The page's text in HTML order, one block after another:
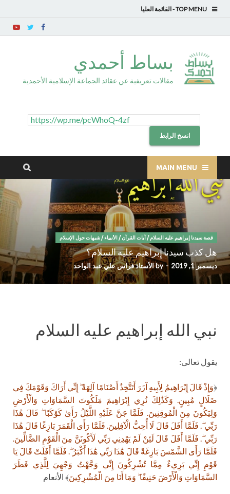
TOP MENU
بساط أحمدي
مقالات تعريفية عن عقائد الجماعة الإسلامية الأحمدية
انسخ الرابط
MAIN MENU
قصة سيدنا إبراهيم عليه السلام/ آيات القرآن/ الأنبياء/شبهات حول الإسلام
هل كذب سيدنا إِبراهيم عليه السلام؟
ديسمبر 1, 2019 -
byالأستاذ فراس علي عبد الواحد
نبي الله إبراهيم عليه السلام
يقول تعالى:
﴿وَإِذْ قَالَ إِبْرَاهِيمُ لِأَبِيهِ آزَرَ أَتَتَّخِذُ أَصْنَامًا آلِهَةً ۖ إِنِّي أَرَاكَ وَقَوْمَكَ فِي
ضَلَالٍ مُبِينٍ. وَكَذَٰلِكَ نُرِي إِبْرَاهِيمَ مَلَكُوتَ السَّمَاوَاتِ وَالْأَرْضِ
وَلِيَكُونَ مِنَ الْمُوقِنِينَ. فَلَمَّا جَنَّ عَلَيْهِ اللَّيْلُ رَأَىٰ كَوْكَبًا ۖ قَالَ هَٰذَا
رَبِّي ۖ. فَلَمَّا أَفَلَ قَالَ لَا أُحِبُّ الْآفِلِينَ. فَلَمَّا رَأَى الْقَمَرَ بَازِغًا قَالَ هَٰذَا
رَبِّي ۖ. فَلَمَّا أَفَلَ قَالَ لَئِنْ لَمْ يَهْدِنِي رَبِّي لَأَكُونَنَّ مِنَ الْقَوْمِ الضَّالِّينَ.
فَلَمَّا رَأَى الشَّمْسَ بَازِغَةً قَالَ هَٰذَا رَبِّي هَٰذَا أَكْبَرُ ۖ. فَلَمَّا أَفَلَتْ قَالَ يَا
قَوْمِ إِنِّي بَرِيءٌ مِمَّا تُشْرِكُونَ إِنِّي وَجَّهْتُ وَجْهِيَ لِلَّذِي فَطَرَ
السَّمَاوَاتِ وَالْأَرْضَ حَنِيفًا ۖ وَمَا أَنَا مِنَ الْمُشْرِكِينَ﴾ الأنعام